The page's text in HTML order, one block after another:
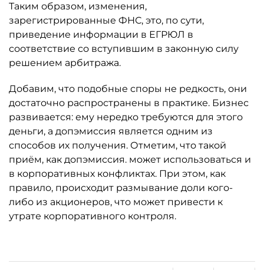
Таким образом, изменения,
зарегистрированные ФНС, это, по сути,
приведение информации в ЕГРЮЛ в
соответствие со вступившим в законную силу
решением арбитража.
Добавим, что подобные споры не редкость, они
достаточно распространены в практике. Бизнес
развивается: ему нередко требуются для этого
деньги, а допэмиссия является одним из
способов их получения. Отметим, что такой
приём, как допэмиссия. может использоваться и
в корпоративных конфликтах. При этом, как
правило, происходит размывание доли кого-
либо из акционеров, что может привести к
утрате корпоративного контроля.